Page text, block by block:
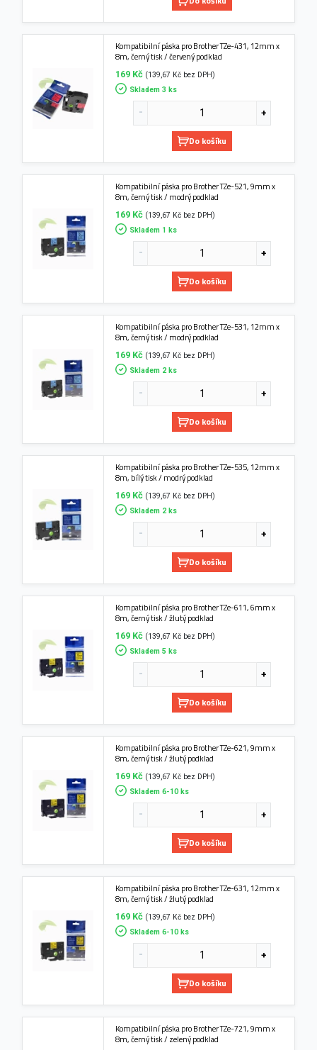
Kompatibilní páska pro Brother TZe-431, 12mm x
8m, černý tisk / červený podklad
169 Kč (139,67 Kč bez DPH)
Skladem 3 ks
Do košíku
Kompatibilní páska pro Brother TZe-521, 9mm x
8m, černý tisk / modrý podklad
169 Kč (139,67 Kč bez DPH)
Skladem 1 ks
Do košíku
Kompatibilní páska pro Brother TZe-531, 12mm x
8m, černý tisk / modrý podklad
169 Kč (139,67 Kč bez DPH)
Skladem 2 ks
Do košíku
Kompatibilní páska pro Brother TZe-535, 12mm x
8m, bílý tisk / modrý podklad
169 Kč (139,67 Kč bez DPH)
Skladem 2 ks
Do košíku
Kompatibilní páska pro Brother TZe-611, 6mm x
8m, černý tisk / žlutý podklad
169 Kč (139,67 Kč bez DPH)
Skladem 5 ks
Do košíku
Kompatibilní páska pro Brother TZe-621, 9mm x
8m, černý tisk / žlutý podklad
169 Kč (139,67 Kč bez DPH)
Skladem 6-10 ks
Do košíku
Kompatibilní páska pro Brother TZe-631, 12mm x
8m, černý tisk / žlutý podklad
169 Kč (139,67 Kč bez DPH)
Skladem 6-10 ks
Do košíku
Kompatibilní páska pro Brother TZe-721, 9mm x
8m, černý tisk / zelený podklad